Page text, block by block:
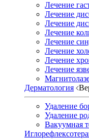
Лечение
Лечение
Лечение
Лечение
Лечение
Лечение
Лечение
Лечение
Дерматология
Удаление
Удаление
Вакуумная